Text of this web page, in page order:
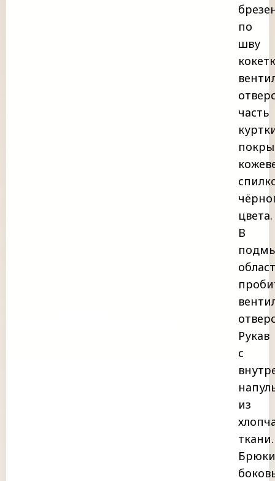
по
шву
часть
цвета.
В
Рукав
с
из
ткани.